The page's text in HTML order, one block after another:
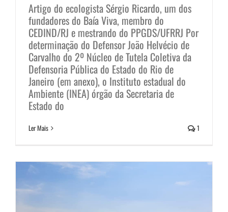
Artigo do ecologista Sérgio Ricardo, um dos
fundadores do Baía Viva, membro do
CEDIND/RJ e mestrando do PPGDS/UFRRJ Por
determinação do Defensor João Helvécio de
Carvalho do 2º Núcleo de Tutela Coletiva da
Defensoria Pública do Estado do Rio de
Janeiro (em anexo), o Instituto estadual do
Ambiente (INEA) órgão da Secretaria de
Estado do
Ler Mais 1
O sacrifício ambiental e a pesca
artesanal nas Baías do Rio de